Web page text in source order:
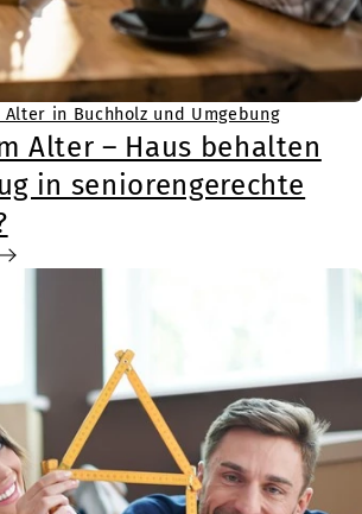
in Buchholz und Umgebung
Alter – Haus behalten
in seniorengerechte